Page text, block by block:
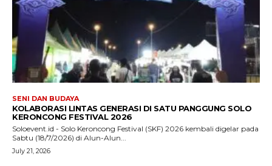
SENI DAN BUDAYA
KOLABORASI LINTAS GENERASI DI SATU PANGGUNG SOLO
KERONCONG FESTIVAL 2026
Soloevent.id - Solo Keroncong Festival (SKF) 2026 kembali digelar pada
Sabtu (18/7/2026) di Alun-Alun...
July 21, 2026